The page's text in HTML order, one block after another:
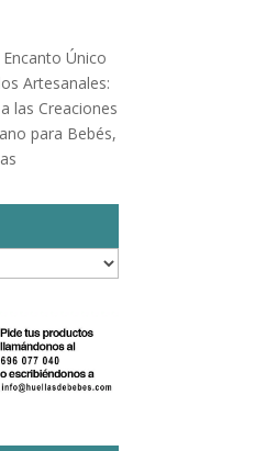
Único
Artesanales:
las Creaciones
para Bebés,